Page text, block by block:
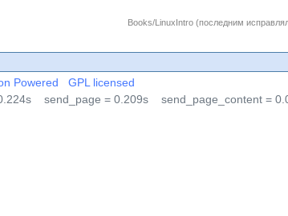
Books/LinuxIntro (последним
Powered
GPL licensed
send_page = 0.209s send_page_content =